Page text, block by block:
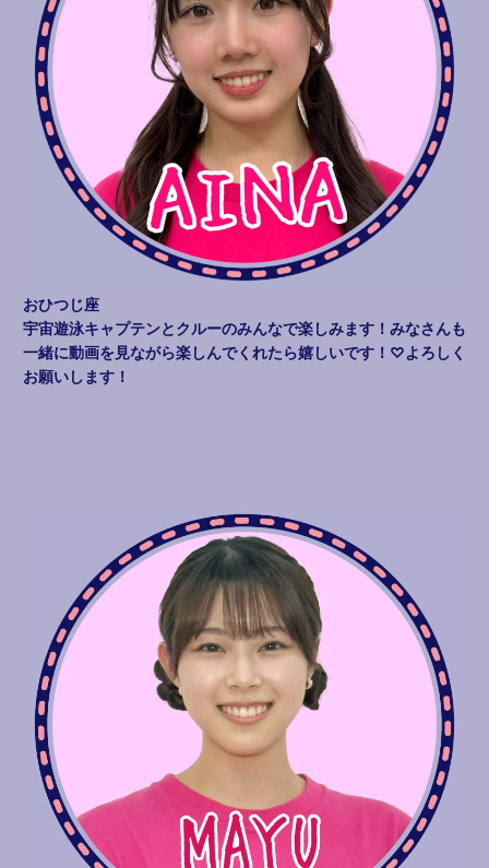
おひつじ座
宇宙遊泳キャプテンとクルーのみんなで楽しみます！みなさんも
一緒に動画を見ながら楽しんでくれたら嬉しいです！♡よろしく
お願いします！